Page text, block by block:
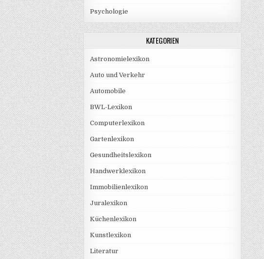
Psychologie
KATEGORIEN
Astronomielexikon
Auto und Verkehr
Automobile
BWL-Lexikon
Computerlexikon
Gartenlexikon
Gesundheitslexikon
Handwerklexikon
Immobilienlexikon
Juralexikon
Küchenlexikon
Kunstlexikon
Literatur